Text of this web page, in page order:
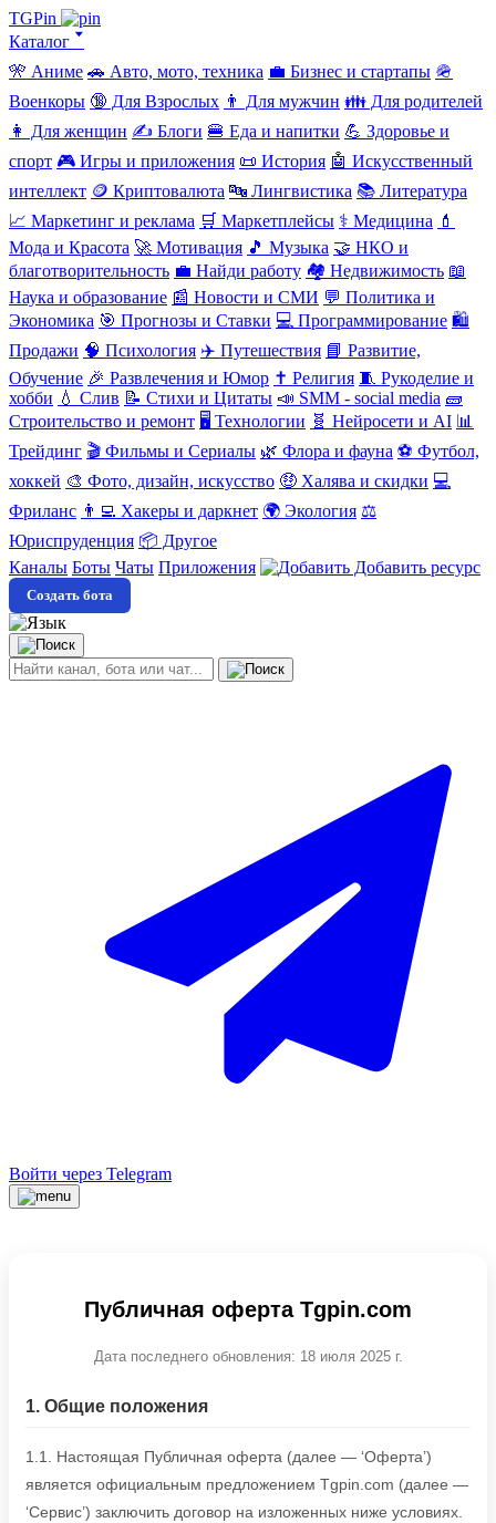
TGPin
Каталог 🢓
🎌 Аниме 🚗 Авто, мото, техника 💼 Бизнес и стартапы 🪖
Военкоры 🔞 Для Взрослых 👨 Для мужчин 👪 Для родителей
👩 Для женщин ✍️ Блоги 🍔 Еда и напитки 💪 Здоровье и
спорт 🎮 Игры и приложения 📜 История 🤖 Искусственный
интеллект 🪙 Криптовалюта 🔤 Лингвистика 📚 Литература
📈 Маркетинг и реклама 🛒 Маркетплейсы ⚕️ Медицина 💄
Мода и Красота 🚀 Мотивация 🎵 Музыка 🤝 НКО и
благотворительность 💼 Найди работу 🏘️ Недвижимость 📖
Наука и образование 📰 Новости и СМИ 💬 Политика и
Экономика 🎯 Прогнозы и Ставки 💻 Программирование 🛍️
Продажи 🧠 Психология ✈️ Путешествия 📘 Развитие,
Обучение 🎉 Развлечения и Юмор ✝️ Религия 🧵 Рукоделие и
хобби 💧 Слив 📝 Стихи и Цитаты 📣 SMM - social media 🧱
Строительство и ремонт 🖥️ Технологии 🧬 Нейросети и AI 📊
Трейдинг 🎬 Фильмы и Сериалы 🌿 Флора и фауна ⚽ Футбол,
хоккей 🎨 Фото, дизайн, искусство 🤑 Халява и скидки 💻
Фриланс 👨‍💻 Хакеры и даркнет 🌍 Экология ⚖️
Юриспруденция 📦 Другое
Каналы Боты Чаты Приложения Добавить ресурс
Создать бота
Войти через Telegram
Публичная оферта Tgpin.com
Дата последнего обновления: 18 июля 2025 г.
1. Общие положения
1.1. Настоящая Публичная оферта (далее — ‘Оферта’)
является официальным предложением Tgpin.com (далее —
‘Сервис’) заключить договор на изложенных ниже условиях.